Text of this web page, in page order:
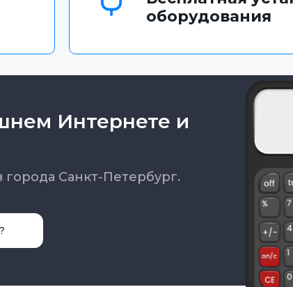
оборудования
Интернете и
Санкт-Петербург.